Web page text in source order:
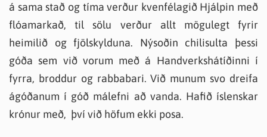
á sama stað og tíma verður kvenfélagið Hjálpin með
flóamarkað, til sölu verður allt mögulegt fyrir
heimilið og fjölskylduna. Nýsoðin chilisulta þessi
góða sem við vorum með á Handverkshátíðinni í
fyrra, broddur og rabbabari. Við munum svo dreifa
ágóðanum í góð málefni að vanda. Hafið íslenskar
krónur með, því við höfum ekki posa.